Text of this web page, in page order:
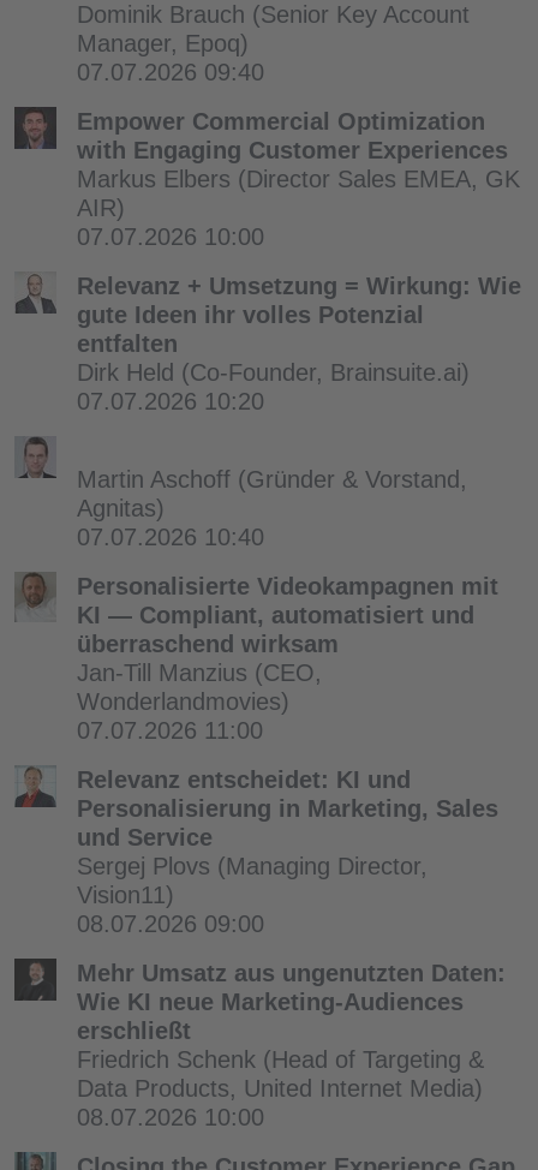
Dominik Brauch (Senior Key Account
Manager, Epoq)
07.07.2026 09:40
Empower Commercial Optimization
with Engaging Customer Experiences
Markus Elbers (Director Sales EMEA, GK
AIR)
07.07.2026 10:00
Relevanz + Umsetzung = Wirkung: Wie
gute Ideen ihr volles Potenzial
entfalten
Dirk Held (Co-Founder, Brainsuite.ai)
07.07.2026 10:20
Martin Aschoff (Gründer & Vorstand,
Agnitas)
07.07.2026 10:40
Personalisierte Videokampagnen mit
KI — Compliant, automatisiert und
überraschend wirksam
Jan-Till Manzius (CEO,
Wonderlandmovies)
07.07.2026 11:00
Relevanz entscheidet: KI und
Personalisierung in Marketing, Sales
und Service
Sergej Plovs (Managing Director,
Vision11)
08.07.2026 09:00
Mehr Umsatz aus ungenutzten Daten:
Wie KI neue Marketing-Audiences
erschließt
Friedrich Schenk (Head of Targeting &
Data Products, United Internet Media)
08.07.2026 10:00